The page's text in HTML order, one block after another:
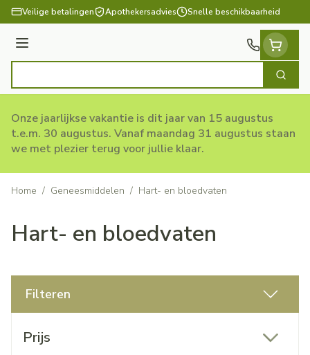
Ga naar de inhoud
Veilige betalingen Apothekersadvies Snelle beschikbaarheid
Menu
Zoek
Onze jaarlijkse vakantie is dit jaar van 15 augustus
t.e.m. 30 augustus. Vanaf maandag 31 augustus staan
we met plezier terug voor jullie klaar.
Home / Geneesmiddelen / Hart- en bloedvaten
Hart- en bloedvaten
Filteren
Prijs